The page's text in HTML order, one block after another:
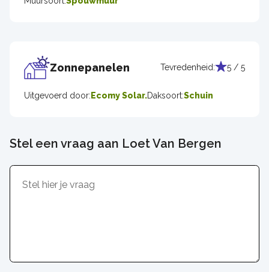
Zonnepanelen Tevredenheid: 5 / 5
Uitgevoerd door: Ecomy Solar.Daksoort:Schuin
Stel een vraag aan Loet Van Bergen
Inhoud